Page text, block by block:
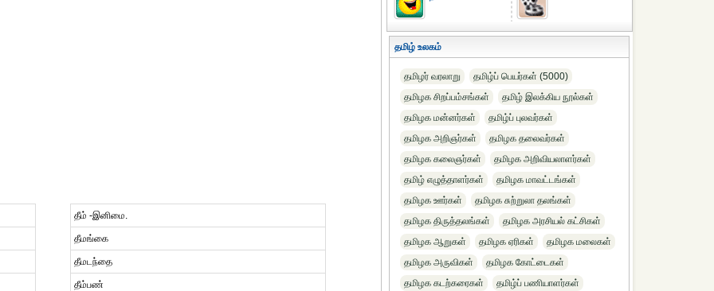
தீம் -இனிமை.
தீமங்கை
தீமடந்தை
தீம்பண்
தமிழ் உலகம்
தமிழர் வரலாறு
தமிழ்ப் பெயர்கள் (5000)
தமிழக சிறப்பம்சங்கள்
தமிழ் இலக்கிய நூல்கள்
தமிழக மன்னர்கள்
தமிழ்ப் புலவர்கள்
தமிழக அறிஞர்கள்
தமிழக தலைவர்கள்
தமிழக கலைஞர்கள்
தமிழக அறிவியலாளர்கள்‎
தமிழ் எழுத்தாளர்கள்
தமிழக மாவட்டங்கள்
தமிழக ஊர்கள்
தமிழக சுற்றுலா தலங்கள்
தமிழக திருத்தலங்கள்
தமிழக அரசியல் கட்சிகள்
தமிழக ஆறுகள்
தமிழக ஏரிகள்
தமிழக மலைகள்
தமிழக அருவிகள்
தமிழக கோட்டைகள்
தமிழக கடற்கரைகள்
தமிழ்ப் பணியாளர்கள்